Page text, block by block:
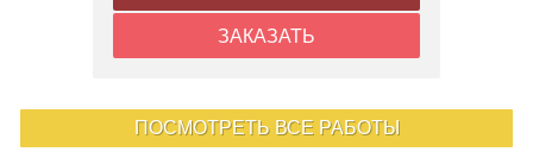
ЗАКАЗАТЬ
ПОСМОТРЕТЬ ВСЕ РАБОТЫ